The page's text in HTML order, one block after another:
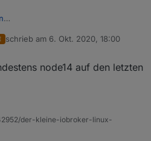
für die wahrscheinlich verdammt
sogar bei der
weiteren Aufwand machen.
Probleme auftauchen versuch
am Downgrade.
ein Update vom Orange dran.
schrieb am 6. Okt. 2020, 18:00
zuletzt editiert von
node14 auf den letzten
der-kleine-iobroker-linux-